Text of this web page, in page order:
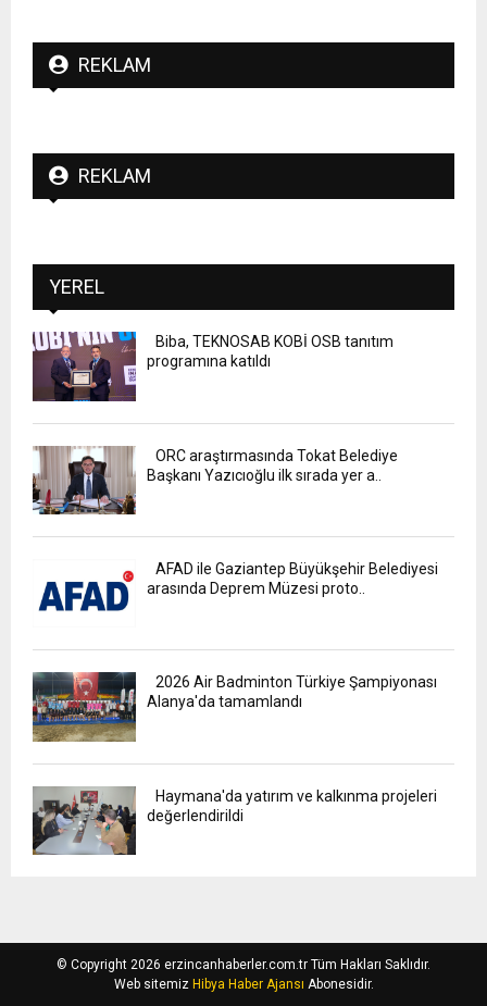
REKLAM
REKLAM
YEREL
Biba, TEKNOSAB KOBİ OSB tanıtım
programına katıldı
ORC araştırmasında Tokat Belediye
Başkanı Yazıcıoğlu ilk sırada yer a..
AFAD ile Gaziantep Büyükşehir Belediyesi
arasında Deprem Müzesi proto..
2026 Air Badminton Türkiye Şampiyonası
Alanya'da tamamlandı
Haymana'da yatırım ve kalkınma projeleri
değerlendirildi
© Copyright 2026 erzincanhaberler.com.tr Tüm Hakları Saklıdır.
Web sitemiz Hibya Haber Ajansı Abonesidir.